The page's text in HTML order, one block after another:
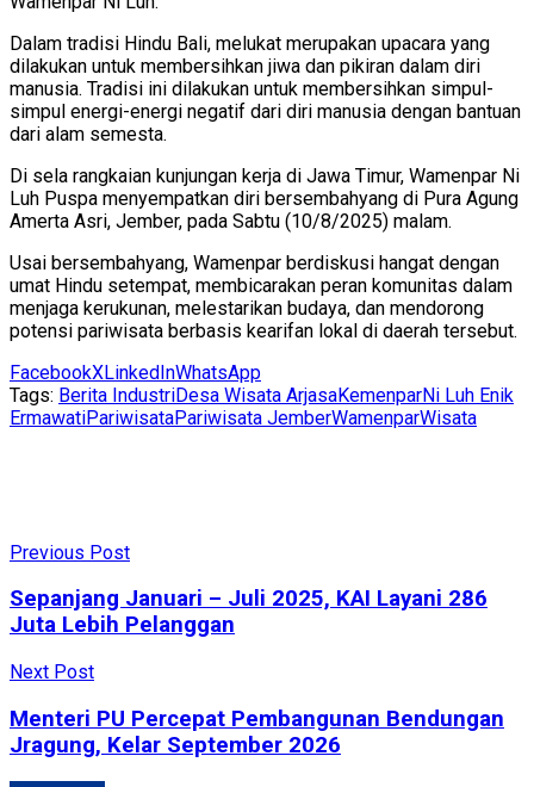
Dalam tradisi Hindu Bali, melukat merupakan upacara yang
dilakukan untuk membersihkan jiwa dan pikiran dalam diri
manusia. Tradisi ini dilakukan untuk membersihkan simpul-
simpul energi-energi negatif dari diri manusia dengan bantuan
dari alam semesta.
Di sela rangkaian kunjungan kerja di Jawa Timur, Wamenpar Ni
Luh Puspa menyempatkan diri bersembahyang di Pura Agung
Amerta Asri, Jember, pada Sabtu (10/8/2025) malam.
Usai bersembahyang, Wamenpar berdiskusi hangat dengan
umat Hindu setempat, membicarakan peran komunitas dalam
menjaga kerukunan, melestarikan budaya, dan mendorong
potensi pariwisata berbasis kearifan lokal di daerah tersebut.
FacebookXLinkedInWhatsApp
Tags: Berita IndustriDesa Wisata ArjasaKemenparNi Luh Enik
ErmawatiPariwisataPariwisata JemberWamenparWisata
Previous Post
Sepanjang Januari – Juli 2025, KAI Layani 286
Juta Lebih Pelanggan
Next Post
Menteri PU Percepat Pembangunan Bendungan
Jragung, Kelar September 2026